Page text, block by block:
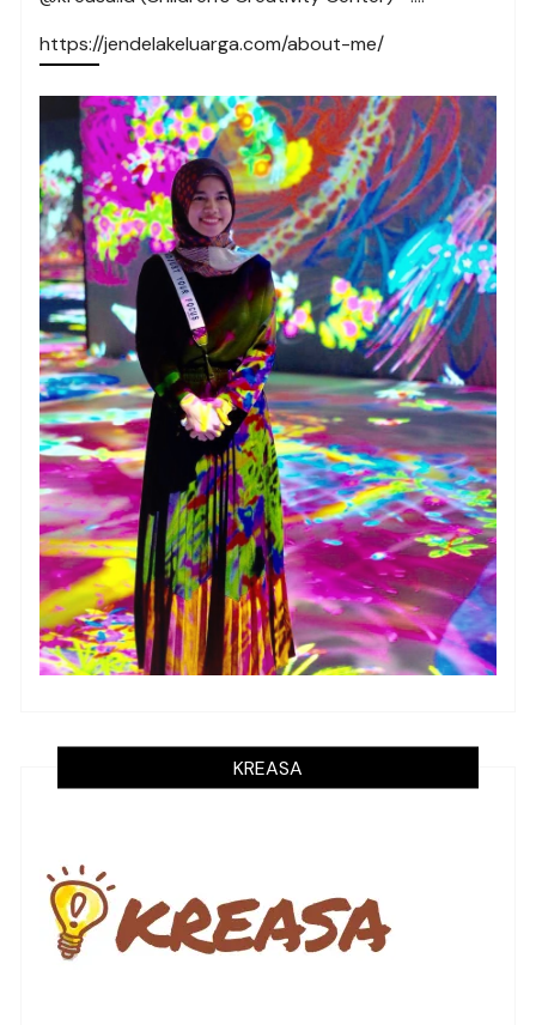
https://jendelakeluarga.com/about-me/
KREASA